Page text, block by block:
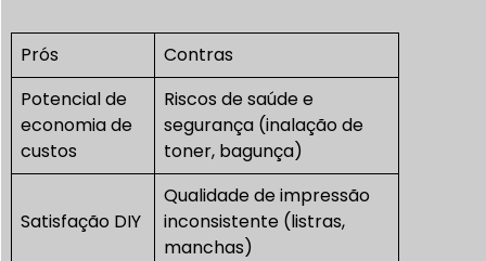
Prós
Contras
Potencial de
economia de
custos
Riscos de saúde e
segurança (inalação de
toner, bagunça)
Satisfação DIY
Qualidade de impressão
inconsistente (listras,
manchas)